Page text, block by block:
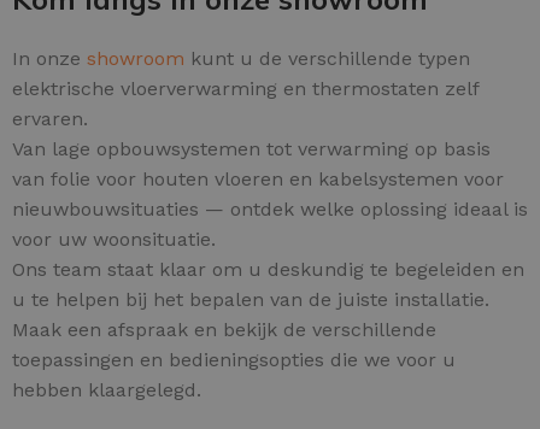
In onze showroom kunt u de verschillende typen
elektrische vloerverwarming en thermostaten zelf
ervaren.
Van lage opbouwsystemen tot verwarming op basis
van folie voor houten vloeren en kabelsystemen voor
nieuwbouwsituaties — ontdek welke oplossing ideaal is
voor uw woonsituatie.
Ons team staat klaar om u deskundig te begeleiden en
u te helpen bij het bepalen van de juiste installatie.
Maak een afspraak en bekijk de verschillende
toepassingen en bedieningsopties die we voor u
hebben klaargelegd.